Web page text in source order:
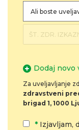
Dodaj novo
Za uveljavljanje
zdravstveni
brigad 1, 1000
* Izjavljam,